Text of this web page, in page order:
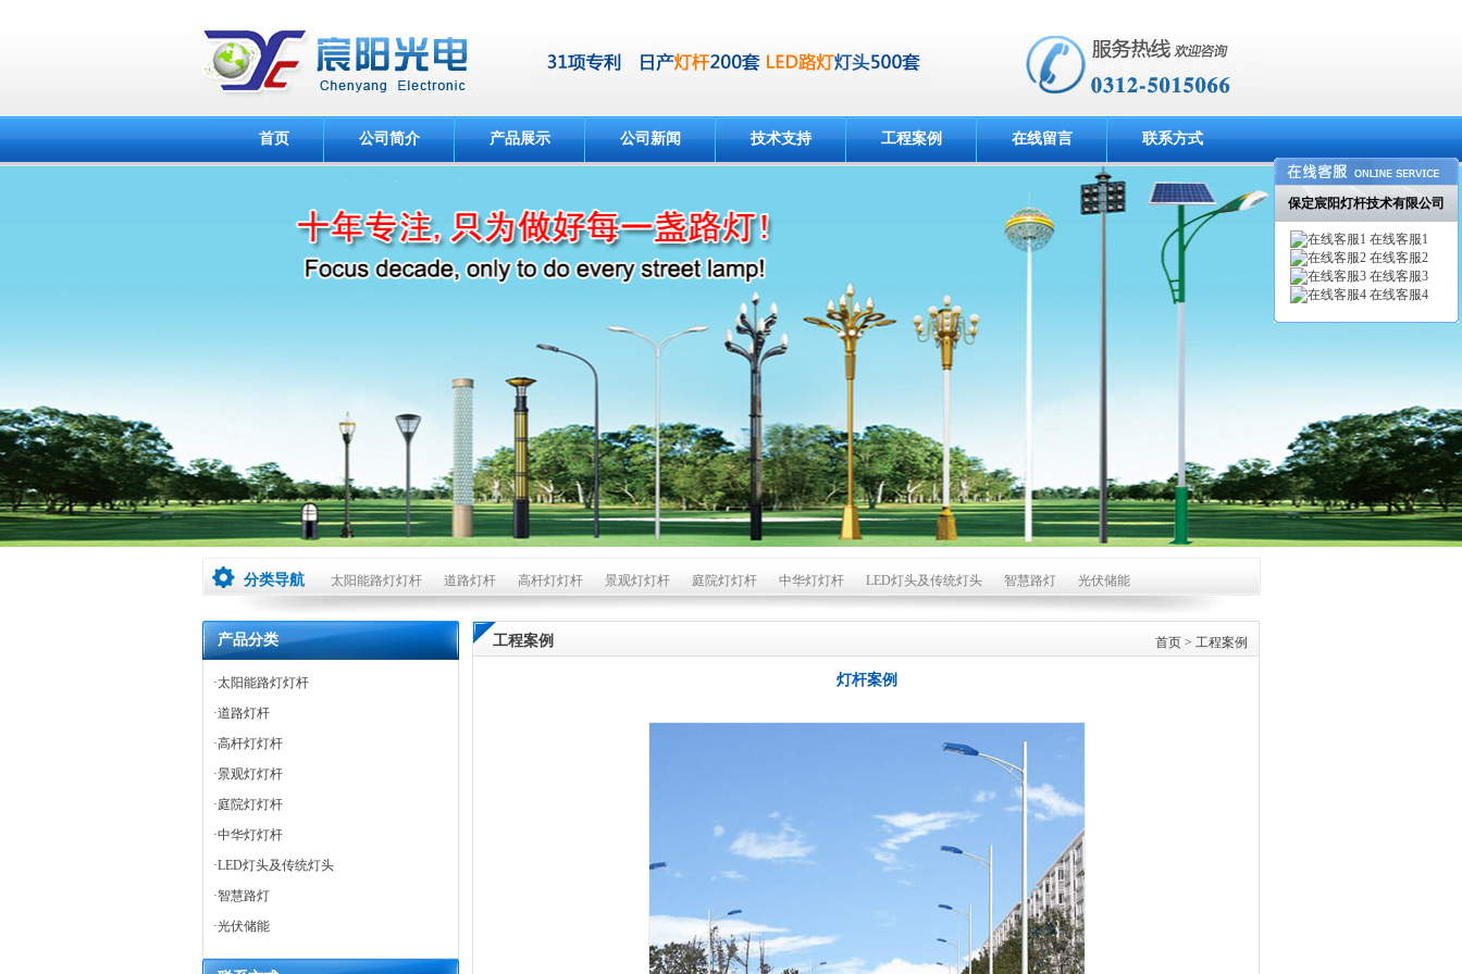
首页 公司简介 产品展示 公司新闻 技术支持 工程案例 在线留言 联系方式
分类导航 太阳能路灯灯杆 道路灯杆 高杆灯灯杆 景观灯灯杆 庭院灯灯杆 中华灯灯杆 LED灯头及传统灯头 智慧路灯 光伏储能
产品分类
·太阳能路灯灯杆
·道路灯杆
·高杆灯灯杆
·景观灯灯杆
·庭院灯灯杆
·中华灯灯杆
·LED灯头及传统灯头
·智慧路灯
·光伏储能
工程案例 首页> 工程案例
灯杆案例
保定宸阳灯杆技术有限公司
在线客服1
在线客服2
在线客服3
在线客服4